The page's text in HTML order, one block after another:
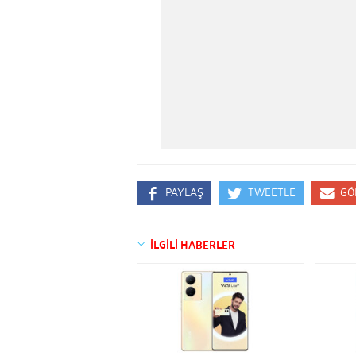
PAYLAŞ TWEETLE
İLGİLİ HABERLER